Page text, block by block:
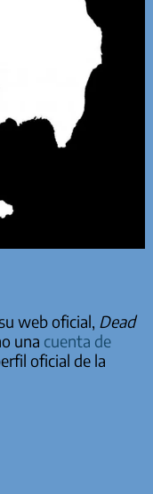
web oficial, Dead
una cuenta de
oficial de la